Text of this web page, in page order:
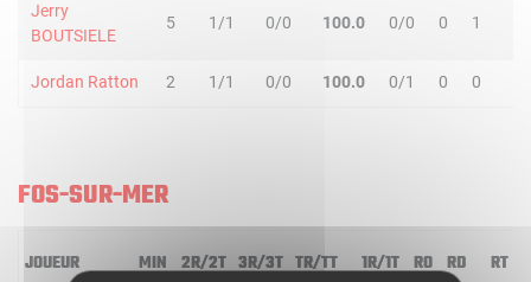
Jerry
BOUTSIELE
5 1/1 0/0 100.0 0/0 0 1
Jordan Ratton 2 1/1 0/0 100.0 0/1 0 0
FOS-SUR-MER
JOUEUR MIN 2R/2T 3R/3T TR/TT 1R/1T RO RD RT